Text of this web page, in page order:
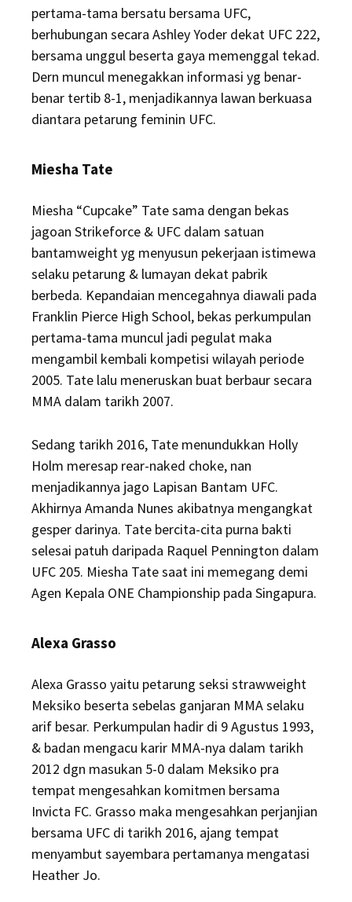
pertama-tama bersatu bersama UFC,
berhubungan secara Ashley Yoder dekat UFC 222,
bersama unggul beserta gaya memenggal tekad.
Dern muncul menegakkan informasi yg benar-
benar tertib 8-1, menjadikannya lawan berkuasa
diantara petarung feminin UFC.
Miesha Tate
Miesha “Cupcake” Tate sama dengan bekas
jagoan Strikeforce & UFC dalam satuan
bantamweight yg menyusun pekerjaan istimewa
selaku petarung & lumayan dekat pabrik
berbeda. Kepandaian mencegahnya diawali pada
Franklin Pierce High School, bekas perkumpulan
pertama-tama muncul jadi pegulat maka
mengambil kembali kompetisi wilayah periode
2005. Tate lalu meneruskan buat berbaur secara
MMA dalam tarikh 2007.
Sedang tarikh 2016, Tate menundukkan Holly
Holm meresap rear-naked choke, nan
menjadikannya jago Lapisan Bantam UFC.
Akhirnya Amanda Nunes akibatnya mengangkat
gesper darinya. Tate bercita-cita purna bakti
selesai patuh daripada Raquel Pennington dalam
UFC 205. Miesha Tate saat ini memegang demi
Agen Kepala ONE Championship pada Singapura.
Alexa Grasso
Alexa Grasso yaitu petarung seksi strawweight
Meksiko beserta sebelas ganjaran MMA selaku
arif besar. Perkumpulan hadir di 9 Agustus 1993,
& badan mengacu karir MMA-nya dalam tarikh
2012 dgn masukan 5-0 dalam Meksiko pra
tempat mengesahkan komitmen bersama
Invicta FC. Grasso maka mengesahkan perjanjian
bersama UFC di tarikh 2016, ajang tempat
menyambut sayembara pertamanya mengatasi
Heather Jo.